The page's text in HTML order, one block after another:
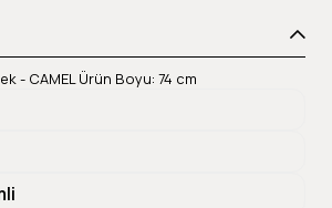
- CAMEL Ürün Boyu: 74 cm